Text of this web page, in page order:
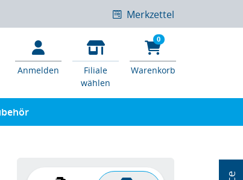
Merkzettel
Anmelden
Filiale
wählen
0
Warenkorb